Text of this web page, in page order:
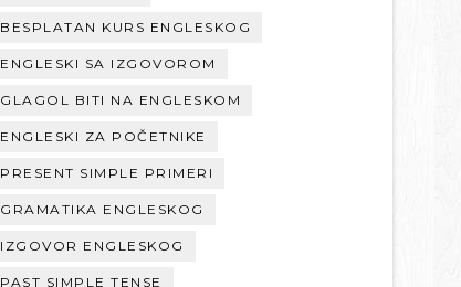
BESPLATAN KURS ENGLESKOG
ENGLESKI SA IZGOVOROM
GLAGOL BITI NA ENGLESKOM
ENGLESKI ZA POČETNIKE
PRESENT SIMPLE PRIMERI
GRAMATIKA ENGLESKOG
IZGOVOR ENGLESKOG
PAST SIMPLE TENSE